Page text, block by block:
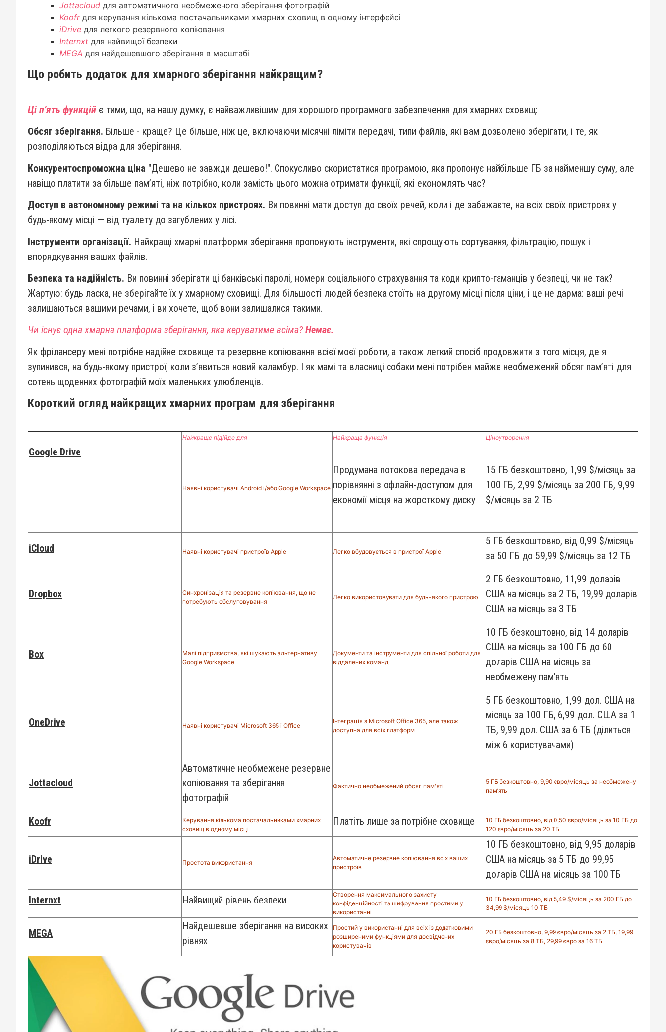
Jottacloud для автоматичного необмеженого зберігання фотографій
Koofrдля керування кількома постачальниками хмарних сховищ в одному інтерфейсі
iDrive для легкого резервного копіювання
Internxt для найвищої безпеки
MEGA для найдешевшого зберігання в масштабі
Що робить додаток для хмарного зберігання найкращим?
Ці п’ять функцій є тими, що, на нашу думку, є найважливішим для хорошого програмного забезпечення для хмарних сховищ:
Обсяг зберігання. Більше - краще? Це більше, ніж це, включаючи місячні ліміти передачі, типи файлів, які вам дозволено зберігати, і те, як
розподіляються відра для зберігання.
Конкурентоспроможна ціна "Дешево не завжди дешево!". Спокусливо скористатися програмою, яка пропонує найбільше ГБ за найменшу суму, але
навіщо платити за більше пам’яті, ніж потрібно, коли замість цього можна отримати функції, які економлять час?
Доступ в автономному режимі та на кількох пристроях. Ви повинні мати доступ до своїх речей, коли і де забажаєте, на всіх своїх пристроях у
будь-якому місці — від туалету до загублених у лісі.
Інструменти організації. Найкращі хмарні платформи зберігання пропонують інструменти, які спрощують сортування, фільтрацію, пошук і
впорядкування ваших файлів.
Безпека та надійність. Ви повинні зберігати ці банківські паролі, номери соціального страхування та коди крипто-гаманців у безпеці, чи не так?
Жартую: будь ласка, не зберігайте їх у хмарному сховищі. Для більшості людей безпека стоїть на другому місці після ціни, і це не дарма: ваші речі
залишаються вашими речами, і ви хочете, щоб вони залишалися такими.
Чи існує одна хмарна платформа зберігання, яка керуватиме всіма?Немає.
Як фрілансеру мені потрібне надійне сховище та резервне копіювання всієї моєї роботи, а також легкий спосіб продовжити з того місця, де я
зупинився, на будь-якому пристрої, коли з’явиться новий каламбур. І як мамі та власниці собаки мені потрібен майже необмежений обсяг пам’яті для
сотень щоденних фотографій моїх маленьких улюбленців.
Короткий огляд найкращих хмарних програм для зберігання
Найкраще підійде для Найкраща функція Ціноутворення
Google Drive
Наявні користувачі Android і/або Google Workspace
Продумана потокова передача в
порівнянні з офлайн-доступом для
економії місця на жорсткому диску
15 ГБ безкоштовно, 1,99 $/місяць за
100 ГБ, 2,99 $/місяць за 200 ГБ, 9,99
$/місяць за 2 ТБ
iCloud Наявні користувачі пристроїв Apple Легко вбудовується в пристрої Apple
5 ГБ безкоштовно, від 0,99 $/місяць
за 50 ГБ до 59,99 $/місяць за 12 ТБ
Dropbox
Синхронізація та резервне копіювання, що не
потребують обслуговування
Легко використовувати для будь-якого пристрою
2 ГБ безкоштовно, 11,99 доларів
США на місяць за 2 ТБ, 19,99 доларів
США на місяць за 3 ТБ
Box
Малі підприємства, які шукають альтернативу
Google Workspace
Документи та інструменти для спільної роботи для
віддалених команд
10 ГБ безкоштовно, від 14 доларів
США на місяць за 100 ГБ до 60
доларів США на місяць за
необмежену пам’ять
OneDrive Наявні користувачі Microsoft 365 і Office
Інтеграція з Microsoft Office 365, але також
доступна для всіх платформ
5 ГБ безкоштовно, 1,99 дол. США на
місяць за 100 ГБ, 6,99 дол. США за 1
ТБ, 9,99 дол. США за 6 ТБ (ділиться
між 6 користувачами)
Jottacloud
Автоматичне необмежене резервне
копіювання та зберігання
фотографій
Фактично необмежений обсяг пам'яті
5 ГБ безкоштовно, 9,90 євро/місяць за необмежену
пам’ять
Koofr
Керування кількома постачальниками хмарних
сховищ в одному місці
Платіть лише за потрібне сховище
10 ГБ безкоштовно, від 0,50 євро/місяць за 10 ГБ до
120 євро/місяць за 20 ТБ
iDrive Простота використання
Автоматичне резервне копіювання всіх ваших
пристроїв
10 ГБ безкоштовно, від 9,95 доларів
США на місяць за 5 ТБ до 99,95
доларів США на місяць за 100 ТБ
Internxt Найвищий рівень безпеки
Створення максимального захисту
конфіденційності та шифрування простими у
використанні
10 ГБ безкоштовно, від 5,49 $/місяць за 200 ГБ до
34,99 $/місяць 10 ТБ
MEGA
Найдешевше зберігання на високих
рівнях
Простий у використанні для всіх із додатковими
розширеними функціями для досвідчених
користувачів
20 ГБ безкоштовно, 9,99 євро/місяць за 2 ТБ, 19,99
євро/місяць за 8 ТБ, 29,99 євро за 16 ТБ